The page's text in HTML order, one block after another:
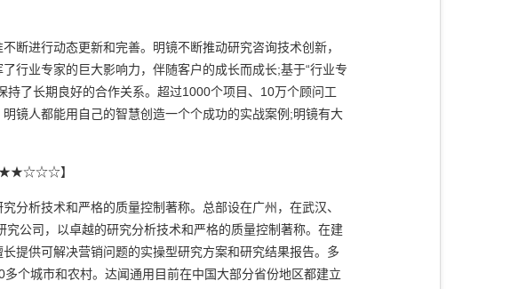
进行动态更新和完善。明镜不断推动研究咨询技术创新，
行业专家的巨大影响力，伴随客户的成长而成长;基于“行业专
了长期良好的合作关系。超过1000个项目、10万个顾问工
镜人都能用自己的智慧创造一个个成功的实战案例;明镜有大
★★☆☆☆】
析技术和严格的质量控制著称。总部设在广州，在武汉、
公司，以卓越的研究分析技术和严格的质量控制著称。在建
提供可解决营销问题的实操型研究方案和研究结果报告。多
个城市和农村。达闻通用目前在中国大部分省份地区都建立